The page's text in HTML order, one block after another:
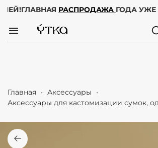
ГЛАВНАЯРАСПРОДАЖАГОДА
Главная
Аксессуары
Аксессуары для кастомизации сумок,